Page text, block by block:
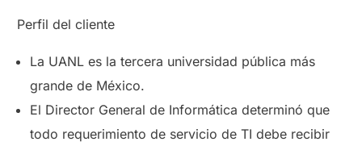
Perfil del cliente
La UANL es la tercera universidad pública más
grande de México.
El Director General de Informática determinó que
todo requerimiento de servicio de TI debe recibir